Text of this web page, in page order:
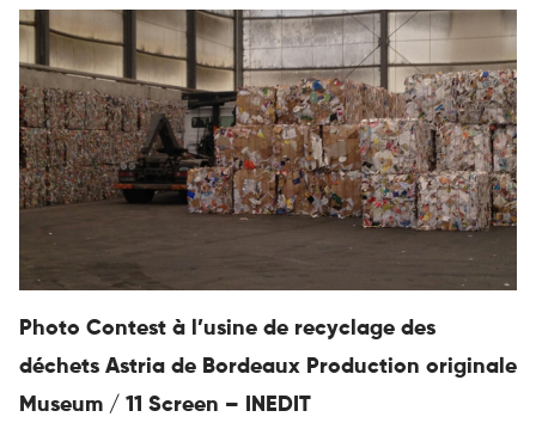
Photo Contest à l’usine de recyclage des
déchets Astria de Bordeaux Production originale
Museum / 11 Screen – INEDIT